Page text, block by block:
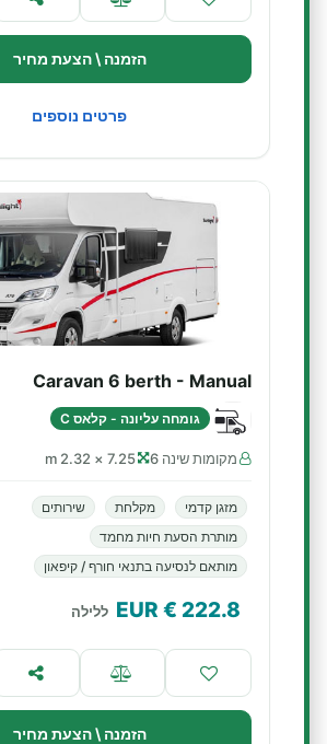
הזמנה \ הצעת מחיר
פרטים נוספים
Caravan 6 berth - Manual
גומחה עליונה - קלאס C
מקומות שינה 6 7.25 × 2.32 m
מזגן קדמי מקלחת
שירותים
מותרת הסעת חיות מחמד
מותאם לנסיעה בתנאי חורף / קיפאון
222.8
€ EUR ללילה
הזמנה \ הצעת מחיר